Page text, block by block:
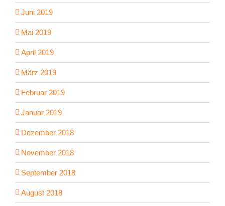
Juni 2019
Mai 2019
April 2019
März 2019
Februar 2019
Januar 2019
Dezember 2018
November 2018
September 2018
August 2018